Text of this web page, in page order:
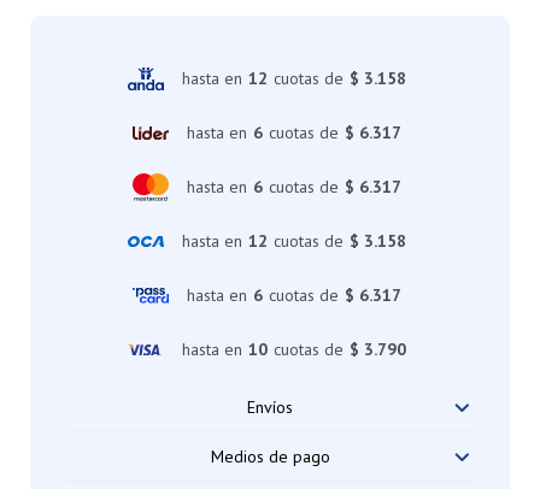
hasta en 12 cuotas de $ 3.158
hasta en 6 cuotas de $ 6.317
hasta en 6 cuotas de $ 6.317
hasta en 12 cuotas de $ 3.158
hasta en 6 cuotas de $ 6.317
hasta en 10 cuotas de $ 3.790
Envíos
Medios de pago